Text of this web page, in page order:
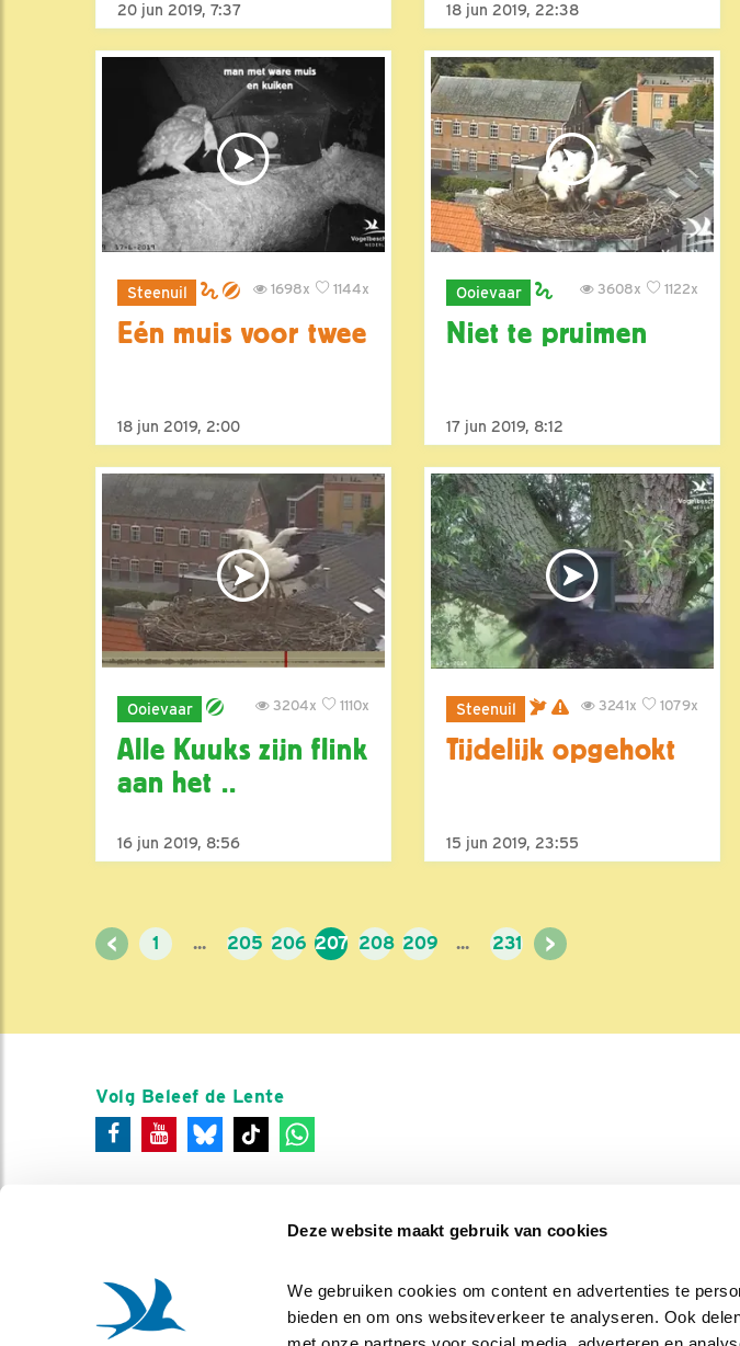
Deze website maakt gebruik van cookies
We gebruiken cookies om content en advertenties te
bieden en om ons websiteverkeer te analyseren. Ook
20 jun 2019, 7:37 18 jun 2019, 22:38
Steenuil 1144x
1698x
Eén muis voor twee
18 jun 2019, 2:00
Ooievaar 1122x
3608x
Niet te pruimen
17 jun 2019, 8:12
Ooievaar 1110x
3204x
Alle Kuuks zijn flink
aan het ..
16 jun 2019, 8:56
Steenuil 1079x
3241x
Tijdelijk opgehokt
15 jun 2019, 23:55
< 1 ... 205 206 207 208 209 ... 231 >
Volg Beleef de Lente